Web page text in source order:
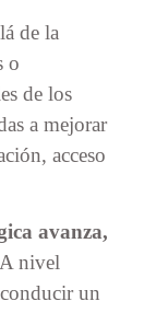
de la
o
de los
a mejorar
acceso
avanza,
A nivel
un